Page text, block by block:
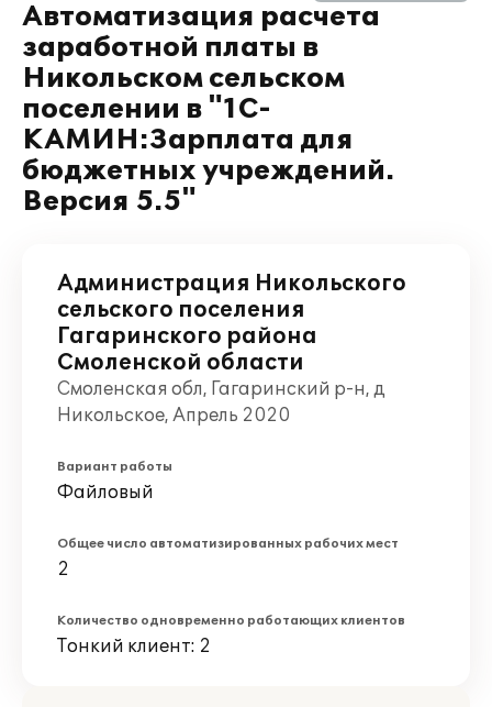
Автоматизация расчета
заработной платы в
Никольском сельском
поселении в "1С-
КАМИН:Зарплата для
бюджетных учреждений.
Версия 5.5"
Администрация Никольского
сельского поселения
Гагаринского района
Смоленской области
Смоленская обл, Гагаринский р-н, д
Никольское, Апрель 2020
Вариант работы
Файловый
Общее число автоматизированных рабочих мест
2
Количество одновременно работающих клиентов
Тонкий клиент: 2